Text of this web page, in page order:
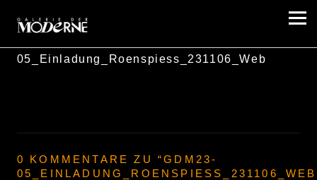
05_Einladung_Roenspiess_231106_Web
0 KOMMENTARE ZU “GDM23-
05_EINLADUNG_ROENSPIESS_231106_WEB